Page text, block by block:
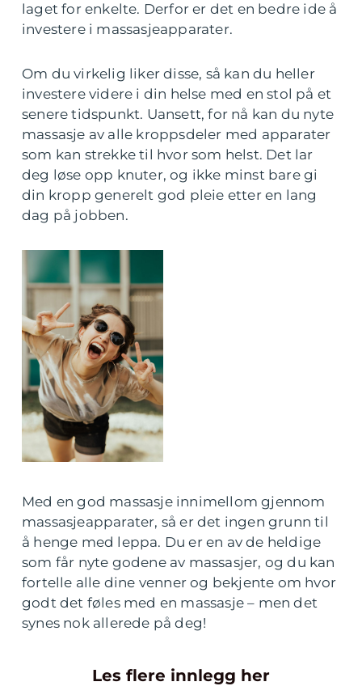
laget for enkelte. Derfor er det en bedre ide å
investere i massasjeapparater.
Om du virkelig liker disse, så kan du heller
investere videre i din helse med en stol på et
senere tidspunkt. Uansett, for nå kan du nyte
massasje av alle kroppsdeler med apparater
som kan strekke til hvor som helst. Det lar
deg løse opp knuter, og ikke minst bare gi
din kropp generelt god pleie etter en lang
dag på jobben.
Med en god massasje innimellom gjennom
massasjeapparater, så er det ingen grunn til
å henge med leppa. Du er en av de heldige
som får nyte godene av massasjer, og du kan
fortelle alle dine venner og bekjente om hvor
godt det føles med en massasje – men det
synes nok allerede på deg!
Les flere innlegg her